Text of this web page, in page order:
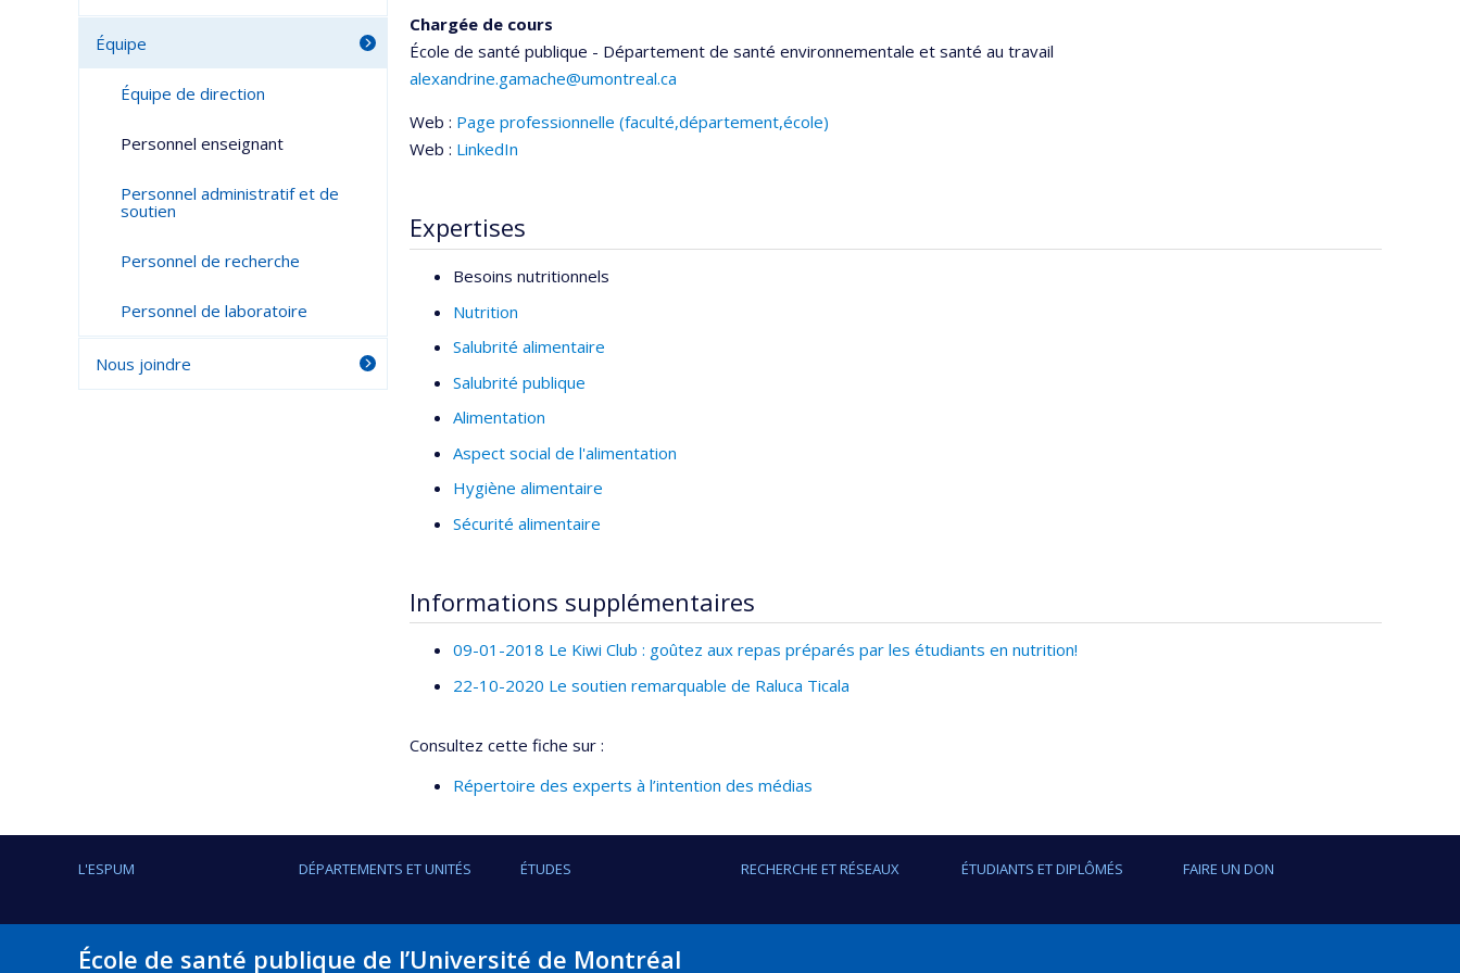
Chargée de cours
École de santé publique - Département de santé environnementale et santé au travail
alexandrine.gamache@umontreal.ca
Web : Page professionnelle (faculté,département,école)
Web : LinkedIn
Expertises
Besoins nutritionnels
Nutrition
Salubrité alimentaire
Salubrité publique
Alimentation
Aspect social de l'alimentation
Hygiène alimentaire
Sécurité alimentaire
Informations supplémentaires
09-01-2018 Le Kiwi Club : goûtez aux repas préparés par les étudiants en nutrition!
22-10-2020 Le soutien remarquable de Raluca Ticala
Consultez cette fiche sur :
Répertoire des experts à l’intention des médias
Équipe
Équipe de direction
Personnel enseignant
Personnel administratif et de
soutien
Personnel de recherche
Personnel de laboratoire
Nous joindre
L'ESPUM DÉPARTEMENTS ET UNITÉS ÉTUDES RECHERCHE ET RÉSEAUX ÉTUDIANTS ET DIPLÔMÉS FAIRE UN DON
École de santé publique de l’Université de Montréal